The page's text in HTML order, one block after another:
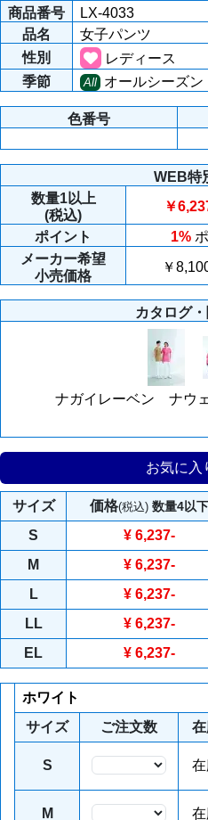
商品番号
LX-4033
品名
女子パンツ
性別
レディース
季節
All オールシーズン
色番号
WEB特
数量1以上
(税込)
￥
ポイント 1%
メーカー希望
小売価格
￥
カタログ
ナガイレーベン ナウ
お気に入
サイズ 価格(税込) 数量4以下
S ¥ 6,237-
M
¥ 6,237-
L
¥ 6,237-
LL
¥ 6,237-
EL
¥ 6,237-
ホワイト
サイズ
ご注文数
S 在
M 在